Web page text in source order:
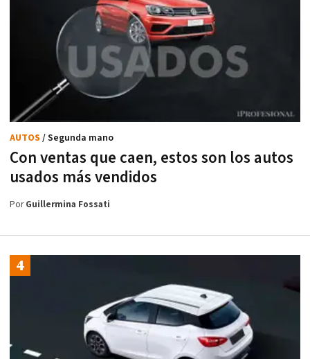
Con ventas que caen, estos son los autos
usados más vendidos
AUTOS / Segunda mano
PorGuillermina Fossati